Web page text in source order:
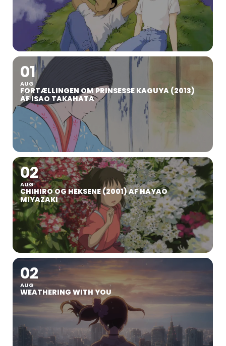
01
AUG
FORTÆLLINGEN OM PRINSESSE KAGUYA (2013)
AF ISAO TAKAHATA
02
AUG
CHIHIRO OG HEKSENE (2001) AF HAYAO
MIYAZAKI
02
AUG
WEATHERING WITH YOU